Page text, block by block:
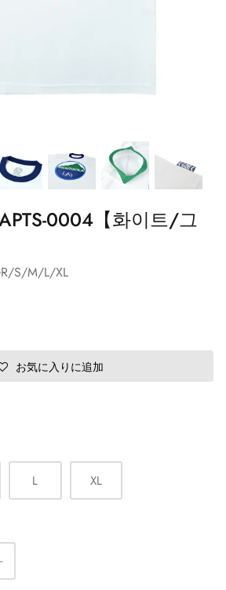
0004【화이트/그
S/M/L/XL
お気に入りに追加
L XL